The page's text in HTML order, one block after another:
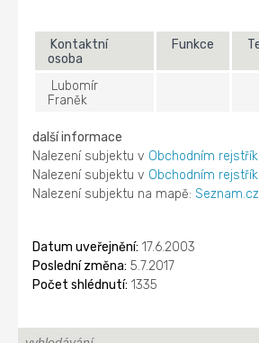
Kontaktní
osoba
Funkce
Lubomír
Franěk
další informace
Nalezení subjektu v Obchodním
Nalezení subjektu v Obchodním
Nalezení subjektu na mapě:Seznam.cz
Datum uveřejnění: 17.6.2003
Poslední změna: 5.7.2017
Počet shlédnutí: 1335